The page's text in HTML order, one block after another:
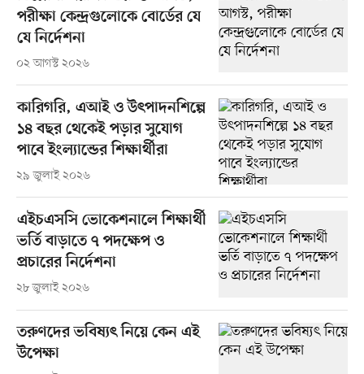
পরীক্ষা কেন্দ্রগুলোকে বোর্ডের যে
যে নির্দেশনা
০২ আগস্ট ২০২৬
কারিগরি, এআই ও উৎপাদনশিল্পে
১৪ বছর থেকেই পড়ার সুযোগ
পাবে ইংল্যান্ডের শিক্ষার্থীরা
২৯ জুলাই ২০২৬
এইচএসসি ভোকেশনালে শিক্ষার্থী
ভর্তি বাড়াতে ৭ পদক্ষেপ ও
প্রচারের নির্দেশনা
২৮ জুলাই ২০২৬
তরুণদের ভবিষ্যৎ নিয়ে কেন এই
উপেক্ষা